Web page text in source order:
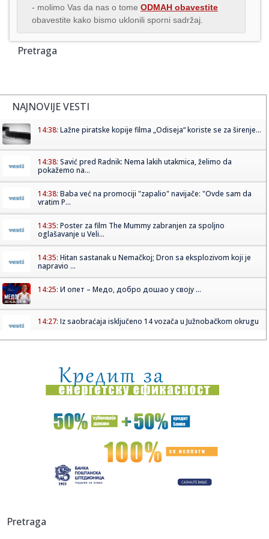
- molimo Vas da nas o tome ODMAH obavestite
obavestite kako bismo uklonili sporni sadržaj.
Pretraga
NAJNOVIJE VESTI
14:38: Lažne piratske kopije filma „Odiseja“ koriste se za širenje...
14:38: Savić pred Radnik: Nema lakih utakmica, želimo da
pokažemo na...
14:38: Baba već na promociji "zapalio" navijače: "Ovde sam da
vratim P...
14:35: Poster za film The Mummy zabranjen za spoljno
oglašavanje u Veli...
14:35: Hitan sastanak u Nemačkoj; Dron sa eksplozivom koji je
napravio ...
14:25: И опет – Медо, добро дошао у своју ...
14:27: Iz saobraćaja isključeno 14 vozača u Južnobačkom okrugu
14:26:Prvi put viđeni vrtlozi na Suncu: Naučnici rešavaju misteriju
14:24:Znakovi da vaš pas možda pati od artritisa
Španija zaprijetila Italiji kontramjerama
14:24:Zatražen pritvor uhapšenima u akciji "Trasa"
avgusta
Pretraga